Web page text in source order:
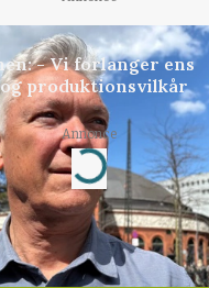
- Vi forlanger ens
produktionsvilkår
Annonce
Loading...
Jobs